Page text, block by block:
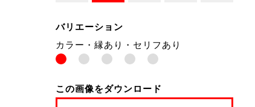
バリエーション
カラー・縁あり・セリフあり
この画像をダウンロード